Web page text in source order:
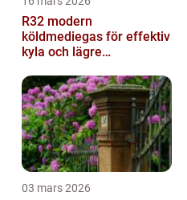
R32 modern
köldmediegas för effektiv
kyla och lägre
03 mars 2026